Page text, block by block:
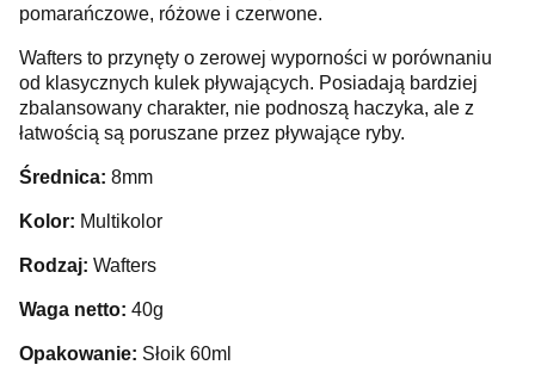
pomarańczowe, różowe i czerwone.
Wafters to przynęty o zerowej wyporności w porównaniu
od klasycznych kulek pływających. Posiadają bardziej
zbalansowany charakter, nie podnoszą haczyka, ale z
łatwością są poruszane przez pływające ryby.
Średnica: 8mm
Kolor: Multikolor
Rodzaj: Wafters
Waga netto: 40g
Opakowanie: Słoik 60ml